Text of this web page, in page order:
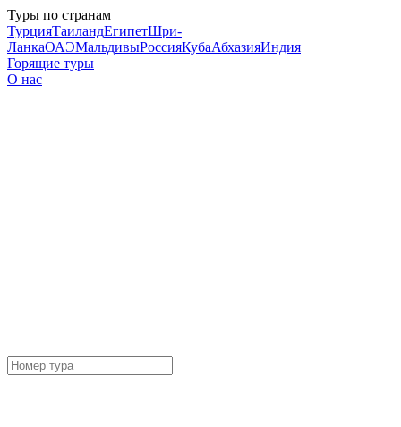
Туры по странам
ТурцияТаиландЕгипетШри-
ЛанкаОАЭМальдивыРоссияКубаАбхазияИндия
Горящие туры
О нас